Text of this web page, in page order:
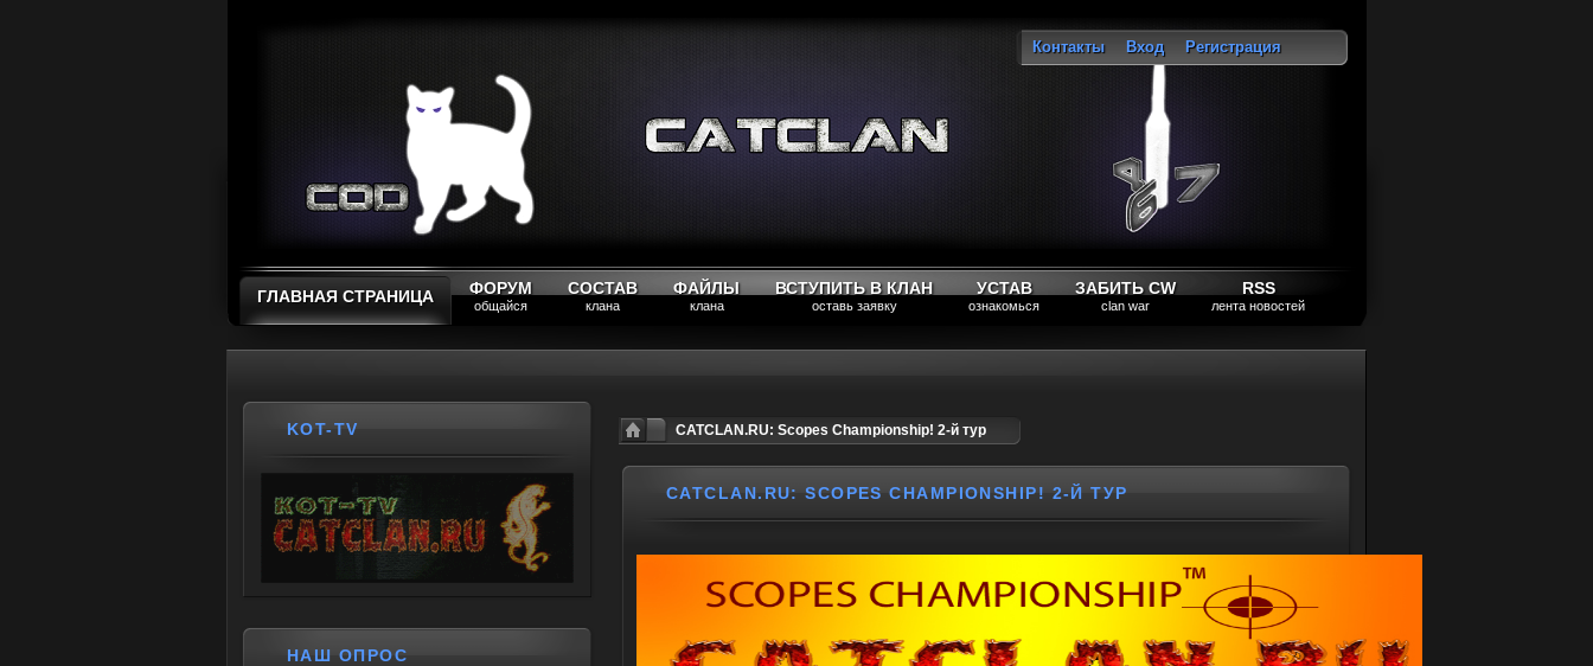
Контакты Вход
Регистрация
ГЛАВНАЯ СТРАНИЦА ФОРУМ
общайся
СОСТАВ
клана
ФАЙЛЫ
клана
ВСТУПИТЬ В КЛАН
оставь заявку
УСТАВ
ознакомься
ЗАБИТЬ CW
clan war
RSS
лента новостей
CATCLAN.RU: Scopes Championship! 2-й тур
CATCLAN.RU: SCOPES CHAMPIONSHIP! 2-Й ТУР
KOT-TV
НАШ ОПРОС